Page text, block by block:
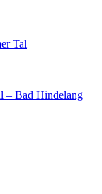
Tal
– Bad Hindelang